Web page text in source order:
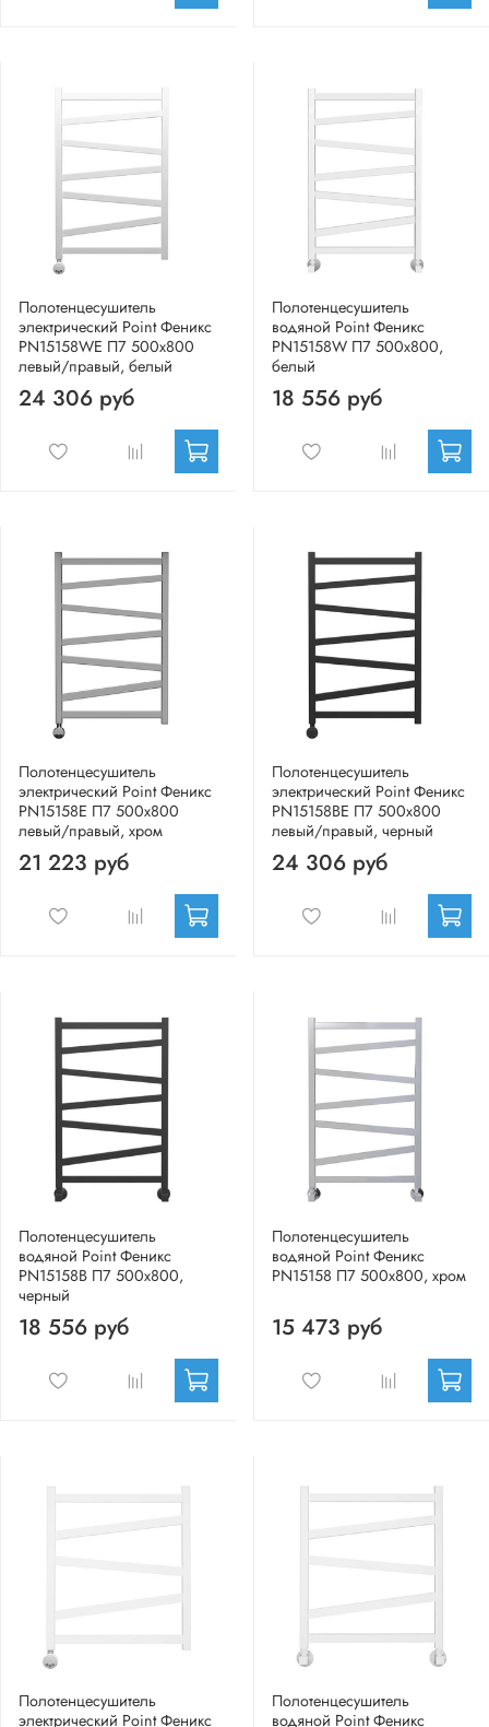
Полотенцесушитель
электрический Point Феникс
PN15158WE П7 500x800
левый/правый, белый
24 306 руб
Полотенцесушитель
водяной Point Феникс
PN15158W П7 500x800,
белый
18 556 руб
Полотенцесушитель
электрический Point Феникс
PN15158E П7 500x800
левый/правый, хром
21 223 руб
Полотенцесушитель
электрический Point Феникс
PN15158BE П7 500x800
левый/правый, черный
24 306 руб
Полотенцесушитель
водяной Point Феникс
PN15158B П7 500x800,
черный
18 556 руб
Полотенцесушитель
водяной Point Феникс
PN15158 П7 500x800, хром
15 473 руб
Полотенцесушитель
электрический Point Феникс
Полотенцесушитель
водяной Point Феникс